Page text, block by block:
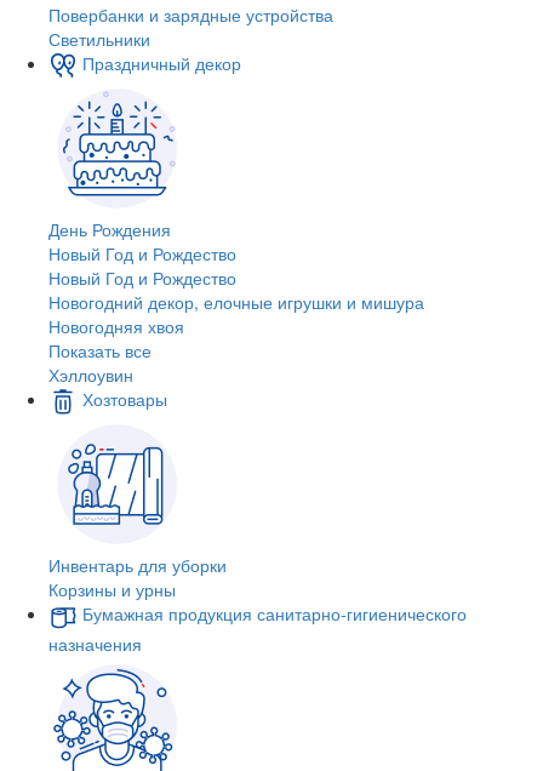
Повербанки и зарядные устройства
Светильники
Праздничный декор
День Рождения
Новый Год и Рождество
Новый Год и Рождество
Новогодний декор, елочные игрушки и мишура
Новогодняя хвоя
Показать все
Хэллоувин
Хозтовары
Инвентарь для уборки
Корзины и урны
Бумажная продукция санитарно-гигиенического
назначения